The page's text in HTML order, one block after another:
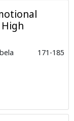
171-185